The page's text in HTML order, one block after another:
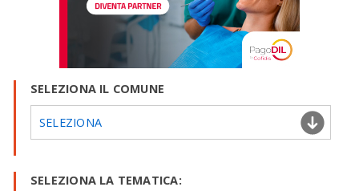
SELEZIONA IL COMUNE
SELEZIONA
SELEZIONA LA TEMATICA: